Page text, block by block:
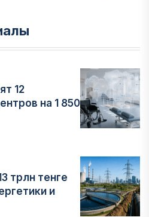
12
на 1 850
трлн тенге
и